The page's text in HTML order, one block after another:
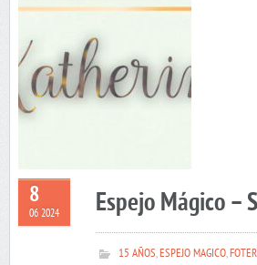
8
06 2024 Espejo Mágico –
15 AÑOS,ESPEJO MAGICO,